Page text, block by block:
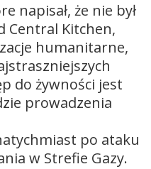
napisał, że nie był
Central Kitchen,
humanitarne,
do żywności jest
prowadzenia
po ataku
w Strefie Gazy.